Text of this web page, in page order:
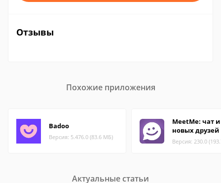
Отзывы
Похожие приложения
Badoo
Версия: 5.476.0 (83.6 МБ)
MeetMe: чат и
новых друзей
Версия: 230.0
Актуальные статьи